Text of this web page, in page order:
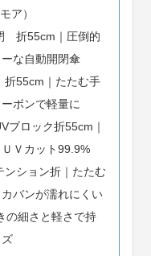
ア）
折55cm｜圧倒的
な自動開閉傘
55cm｜たたむ手
ボンで軽量に
ブロック折55cm｜
Ｖカット99.9%
ション折｜たたむ
バンが濡れにくい
の細さと軽さで持